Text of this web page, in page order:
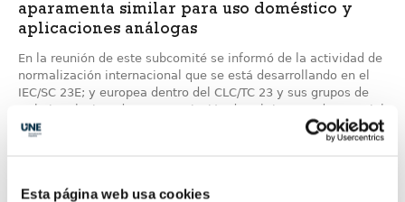
Esta página web usa cookies
aparamenta similar para uso doméstico y
aplicaciones análogas
En la reunión de este subcomité se informó de la actividad de
normalización internacional que se está desarrollando en el
IEC/SC 23E; y europea dentro del CLC/TC 23 y sus grupos de
trabajo relacionados. La Asociación de Fabricantes de Material
Eléctrico (AFME) se encarga de la secretaría del CTN 201/SC
23E Interruptores automáticos y aparamenta similar para uso